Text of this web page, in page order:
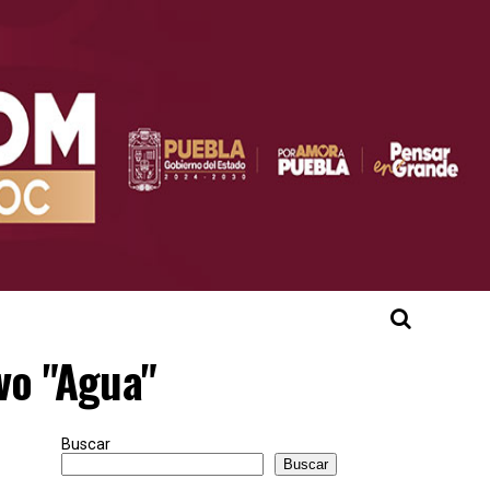
"Agua"
Buscar
Buscar